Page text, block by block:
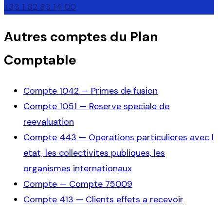
+33 1 82 83 14 00
Autres comptes du Plan
Comptable
Compte 1042 — Primes de fusion
Compte 1051 — Reserve speciale de
reevaluation
Compte 443 — Operations particulieres avec l
etat, les collectivites publiques, les
organismes internationaux
Compte — Compte 75009
Compte 413 — Clients effets a recevoir